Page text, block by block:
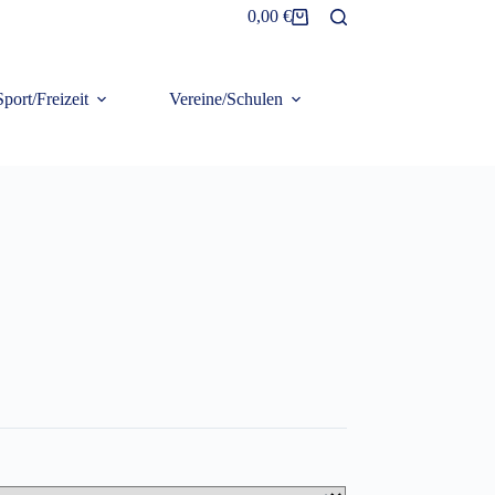
Warenkorb
0,00 €
Freizeit Vereine/Schulen